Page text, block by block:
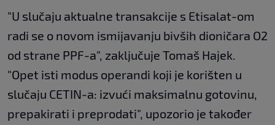
"U slučaju aktualne transakcije s Etisalat-om
radi se o novom ismijavanju bivših dioničara O2
od strane PPF-a", zaključuje Tomaš Hajek.
"Opet isti modus operandi koji je korišten u
slučaju CETIN-a: izvući maksimalnu gotovinu,
prepakirati i preprodati", upozorio je također